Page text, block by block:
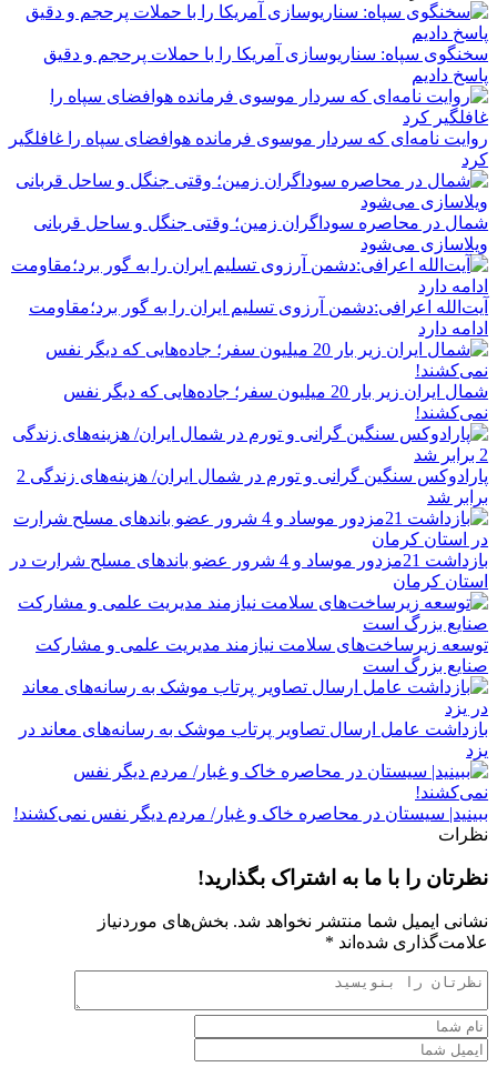
سخنگوی سپاه: سناریوسازی آمریکا را با حملات پرحجم‌‌ و دقیق‌
پاسخ دادیم
روایت نامه‌ای که سردار موسوی فرمانده هوافضای سپاه را غافلگیر
کرد
شمال در محاصره سوداگران زمین؛ وقتی جنگل و ساحل قربانی
ویلاسازی می‌شود
آیت‌الله اعرافی:دشمن آرزوی تسلیم ایران را به گور برد؛مقاومت
ادامه دارد
شمال ایران زیر بار 20 میلیون سفر؛ جاده‌هایی که دیگر نفس
نمی‌کشند!
پارادوکس سنگین گرانی و تورم در شمال ایران/ هزینه‌های زندگی 2
برابر ‌شد
بازداشت 21مزدور موساد و 4 شرور عضو باندهای مسلح شرارت در
استان کرمان
توسعه زیرساخت‌های سلامت نیازمند مدیریت علمی و مشارکت
صنایع بزرگ است
بازداشت عامل ارسال تصاویر پرتاب موشک به رسانه‌های معاند در
یزد
ببینید| سیستان در ‌محاصره خاک و غبار/ مردم دیگر نفس نمی‌کشند!
نظرات
نظرتان را با ما به اشتراک بگذارید!
نشانی ایمیل شما منتشر نخواهد شد. بخش‌های موردنیاز
علامت‌گذاری شده‌اند *